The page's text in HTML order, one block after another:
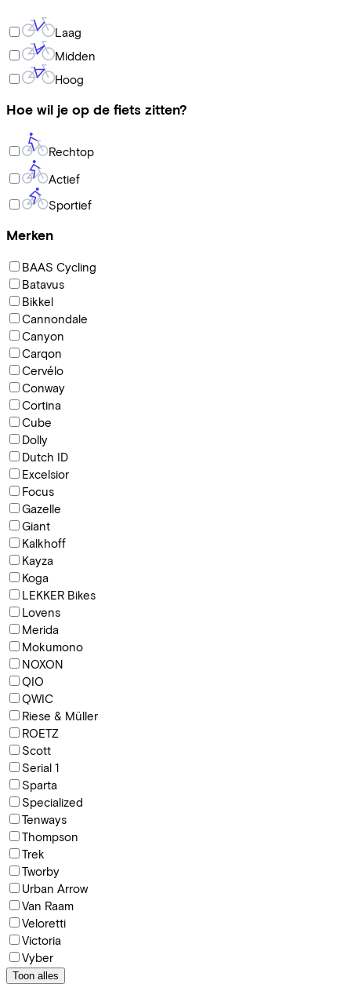
Laag
Midden
Hoog
Hoe wil je op de fiets zitten?
Rechtop
Actief
Sportief
Merken
BAAS Cycling
Batavus
Bikkel
Cannondale
Canyon
Carqon
Cervélo
Conway
Cortina
Cube
Dolly
Dutch ID
Excelsior
Focus
Gazelle
Giant
Kalkhoff
Kayza
Koga
LEKKER Bikes
Lovens
Merida
Mokumono
NOXON
QIO
QWIC
Riese & Müller
ROETZ
Scott
Serial 1
Sparta
Specialized
Tenways
Thompson
Trek
Tworby
Urban Arrow
Van Raam
Veloretti
Victoria
Vyber
Toon alles